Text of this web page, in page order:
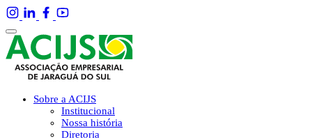
Sobre a ACIJS
Institucional
Nossa história
Diretoria